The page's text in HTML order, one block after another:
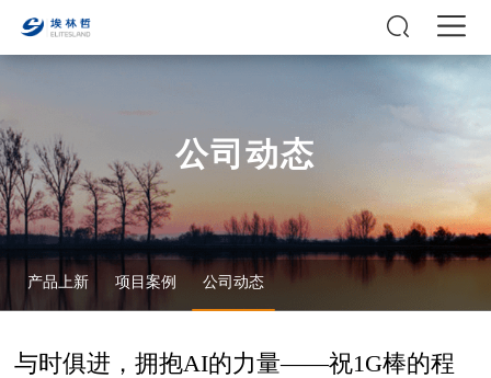
公司动态
产品上新 项目案例 公司动态
与时俱进，拥抱AI的力量——祝1G棒的程